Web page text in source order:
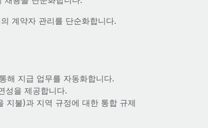
계약자 관리를 단순화합니다.
해 지급 업무를 자동화합니다.
성을 제공합니다.
지불)과 지역 규정에 대한 통합 규제